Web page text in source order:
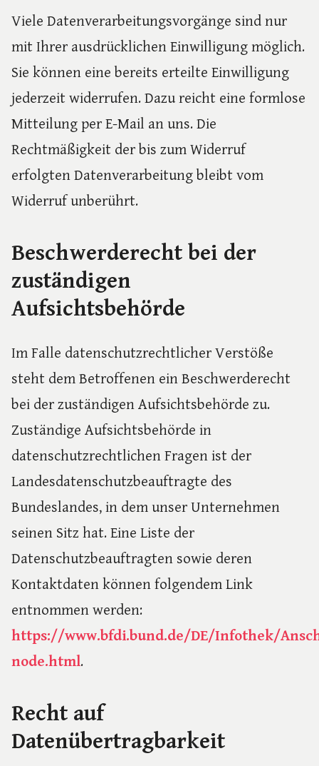
Viele Datenverarbeitungsvorgänge sind nur
mit Ihrer ausdrücklichen Einwilligung möglich.
Sie können eine bereits erteilte Einwilligung
jederzeit widerrufen. Dazu reicht eine formlose
Mitteilung per E-Mail an uns. Die
Rechtmäßigkeit der bis zum Widerruf
erfolgten Datenverarbeitung bleibt vom
Widerruf unberührt.
Beschwerderecht bei der
zuständigen
Aufsichtsbehörde
Im Falle datenschutzrechtlicher Verstöße
steht dem Betroffenen ein Beschwerderecht
bei der zuständigen Aufsichtsbehörde zu.
Zuständige Aufsichtsbehörde in
datenschutzrechtlichen Fragen ist der
Landesdatenschutzbeauftragte des
Bundeslandes, in dem unser Unternehmen
seinen Sitz hat. Eine Liste der
Datenschutzbeauftragten sowie deren
Kontaktdaten können folgendem Link
entnommen werden:
https://www.bfdi.bund.de/DE/Infothek/
node.html.
Recht auf
Datenübertragbarkeit